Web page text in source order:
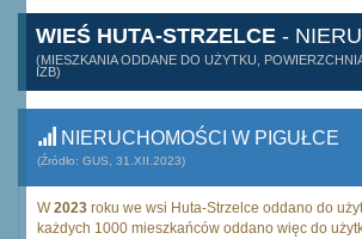
WIEŚ HUTA-STRZELCE -
(MIESZKANIA ODDANE DO UŻYTKU,
IZB)
NIERUCHOMOŚCI W PIGUŁCE
(Źródło: GUS, 31.XII.2023)
W2023 roku we wsi Huta-Strzelce oddano do
każdych 1000 mieszkańców oddano więc do